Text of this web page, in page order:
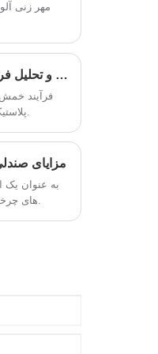
محصولات
شود. با مزیت
کیفیت
یک شریک
مختلف
مهر زنی
کاربرد a کاربرد و تجزیه و تحلیل فرآیند خمش در محفظه تهویه مطبوع و محفظه اجاق مایکروویو و تجزیه و تحلیل فرآیند خمش در محفظه تهویه مطبوع و محفظه اجاق مایکروویو
فرآیند
مزایای
به عنوان یک
های چرخدار پزشکی نسبت به صندلی های چرخدار معمولی دارای مزایای قابل توجهی هستند.